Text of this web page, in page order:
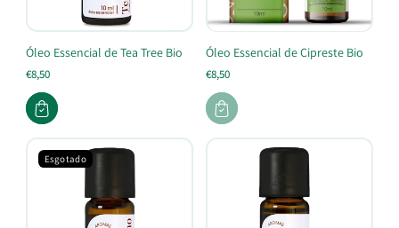
Óleo Essencial de Tea Tree Bio
€8,50
Óleo Essencial de Cipreste Bio
€8,50
Esgotado